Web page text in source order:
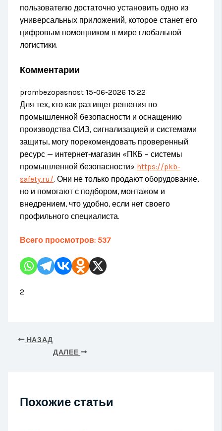
пользователю достаточно установить одно из
универсальных приложений, которое станет его
цифровым помощником в мире глобальной
логистики.
Комментарии
prombezopasnost 15-06-2026 15:22
Для тех, кто как раз ищет решения по
промышленной безопасности и оснащению
производства СИЗ, сигнализацией и системами
защиты, могу порекомендовать проверенный
ресурс — интернет‑магазин «ПКБ – системы
промышленной безопасности» https://pkb-
safety.ru/. Они не только продают оборудование,
но и помогают с подбором, монтажом и
внедрением, что удобно, если нет своего
профильного специалиста.
Всего просмотров: 537
2
НАЗАД
ДАЛЕЕ
Похожие статьи